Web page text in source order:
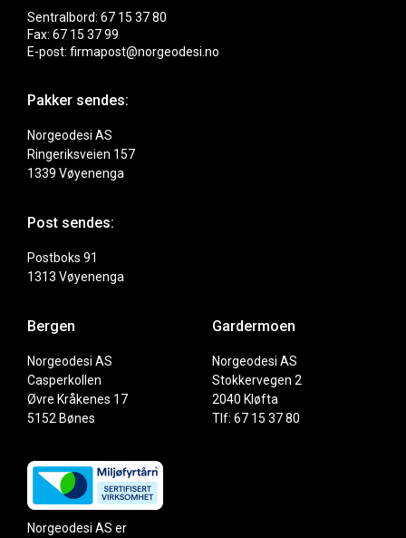
Sentralbord: 67 15 37 80
Fax: 67 15 37 99
E-post: firmapost@norgeodesi.no
Pakker sendes:
Norgeodesi AS
Ringeriksveien 157
1339 Vøyenenga
Post sendes:
Postboks 91
1313 Vøyenenga
Bergen
Norgeodesi AS
Casperkollen
Øvre Kråkenes 17
5152 Bønes
Gardermoen
Norgeodesi AS
Stokkervegen 2
2040 Kløfta
Tlf: 67 15 37 80
Norgeodesi AS er